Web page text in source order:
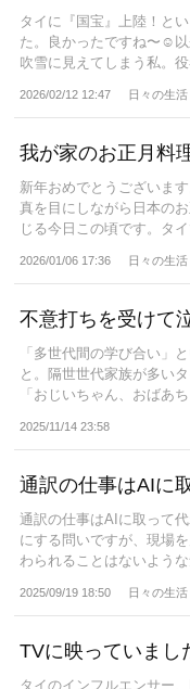
タイに『国宝』上陸！と
た。良かったですね〜☺️
吹雪に見えてしまう私。⁡
2026/02/12 12:47 日々の生活
我が家のお正月料
新年おめでとうございま
真を目にしながら日本の
じる今日この頃です。⁡タ
2026/01/06 17:36 日々の生活
不意打ちを受けて
「多世代間の学び合い」
と。隔世世代家族が多い
「おじいちゃん、おばあ
2025/11/14 23:58
通訳の仕事はAIに
通訳の仕事はAIに取って
にする問いですが、現場
わられることはないよう
2025/09/19 18:50 日々の生活
TVに映っていまし
タイのインフルエンサー